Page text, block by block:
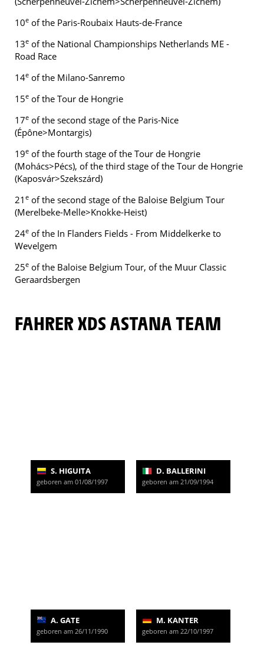
10e of the Paris-Roubaix Hauts-de-France
13e of the National Championships Netherlands ME -
Road Race
14e of the Milano-Sanremo
15e of the Tour de Hongrie
17e of the second stage of the Paris-Nice
(Épône>Montargis)
19e of the fourth stage of the Tour de Hongrie
(Mohács>Pécs), of the third stage of the Tour de Hongrie
(Kaposvár>Szekszárd)
21 e of the second stage of the Baloise Belgium Tour
(Merelbeke-Melle>Knokke-Heist)
24e of the In Flanders Fields - From Middelkerke to
Wevelgem
25e of the Baloise Belgium Tour, of the Muur Classic
Geraardsbergen
FAHRER XDS ASTANA TEAM
S. HIGUITA
geboren am 01/08/1997
D. BALLERINI
geboren am 21/09/1994
A. GATE
geboren am 26/11/1990
M. KANTER
geboren am 22/10/1997